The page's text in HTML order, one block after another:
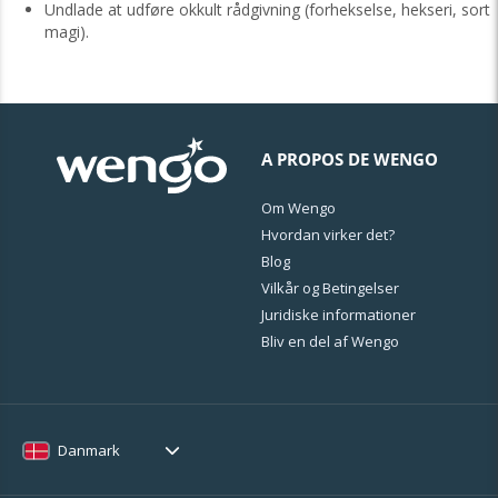
Undlade at udføre okkult rådgivning (forhekselse, hekseri, sort
magi).
A PROPOS DE WENGO
Om Wengo
Hvordan virker det?
Blog
Vilkår og Betingelser
Juridiske informationer
Bliv en del af Wengo
Danmark